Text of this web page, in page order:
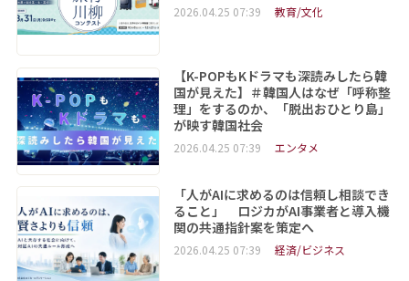
2026.04.25 07:39 教育/文化
【K-POPもKドラマも深読みしたら韓
国が見えた】＃韓国人はなぜ「呼称整
理」をするのか、「脱出おひとり島」
が映す韓国社会
2026.04.25 07:39 エンタメ
「人がAIに求めるのは信頼し相談でき
ること」 ロジカがAI事業者と導入機
関の共通指針案を策定へ
2026.04.25 07:39 経済/ビジネス